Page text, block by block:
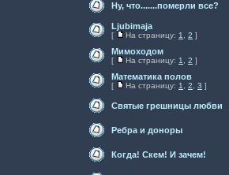
Ну, что.......померли все?
Ljubimaja
[ На страницу: 1 2 ]
Мимоходом
[ На страницу: 1 2 ]
Математика полов
[ На страницу: 1 2 3 ]
Святые грешницы любви
Ребра и доноры
Когда! Скем! И зачем!